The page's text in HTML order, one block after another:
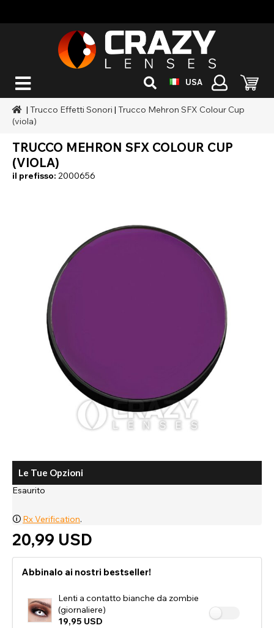
USA
| Trucco Effetti Sonori | Trucco Mehron SFX Colour Cup
(viola)
TRUCCO MEHRON SFX COLOUR CUP
(VIOLA)
il prefisso: 2000656
Le Tue Opzioni
Esaurito
🛈 Rx Verification.
20,99 USD
Abbinalo ai nostri bestseller!
Lenti a contatto bianche da zombie
(giornaliere)
19,95 USD